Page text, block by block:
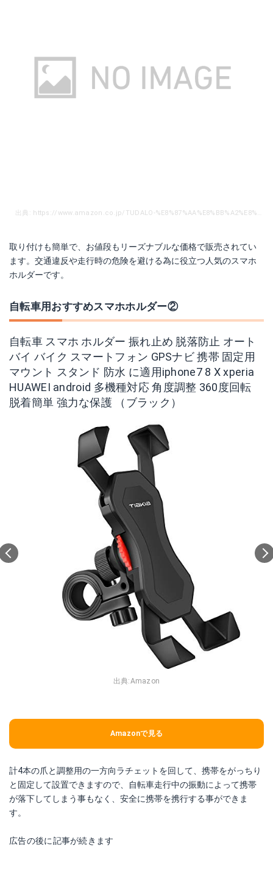
取り付けも簡単で、お値段もリーズナブルな価格で販売されてい
ます。交通違反や走行時の危険を避ける為に役立つ人気のスマホ
ホルダーです。
自転車用おすすめスマホホルダー②
自転車 スマホ ホルダー 振れ止め 脱落防止 オート
バイ バイク スマートフォン GPSナビ 携帯 固定用
マウント スタンド 防水 に適用iphone7 8 X xperia
HUAWEI android 多機種対応 角度調整 360度回転
脱着簡単 強力な保護 （ブラック）
出典:Amazon
Amazonで見る
計4本の爪と調整用の一方向ラチェットを回して、携帯をがっちり
と固定して設置できますので、自転車走行中の振動によって携帯
が落下してしまう事もなく、安全に携帯を携行する事ができま
す。
広告の後に記事が続きます